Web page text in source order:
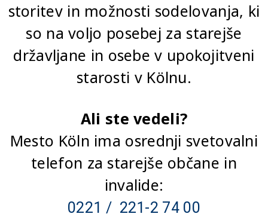
storitev in možnosti sodelovanja, ki
so na voljo posebej za starejše
državljane in osebe v upokojitveni
starosti v Kölnu.
Ali ste vedeli?
Mesto Köln ima osrednji svetovalni
telefon za starejše občane in
invalide:
0221 / 221-2 74 00